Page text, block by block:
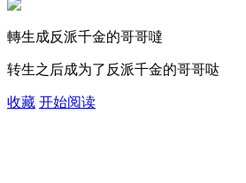
轉生成反派千金的哥哥噠
转生之后成为了反派千金的哥哥哒
收藏 开始阅读